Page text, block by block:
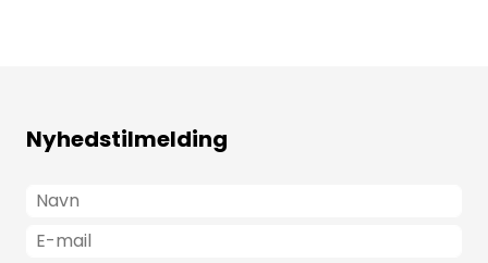
Nyhedstilmelding